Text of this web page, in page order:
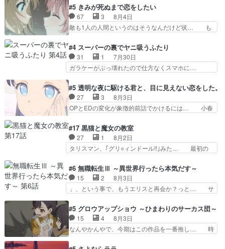
が“萌え”なのでこの娘が皇帝… ウサギ好きそうな
王女殿下がかわいい。幼馴… ついに始まった狩猟
祭。エルナの活躍で上位…
目は気品溢れてるのに中身は…美緒ママ… テー
マ：格ゲー大会に行くには？感想は、美… 大会を
前に格ゲー熱が高まる一方、百合の本… 東京で開
催される格ゲー大会に参加すること… Japanに向
めに東京へ!/でも観光よ… 旅の支度全部やってく
れる先輩、なんだかん… 第５話をｄアニメストア
で視聴しました。視…
#5 きみが死ぬまで恋をしたい
67 3
8月4日
敵も1人の人間というのはそうなんだけど状… も
を人間に戻して欲しいでも自分達が代わ… ご視聴
ありがとうございました見るたびに切… 誰かと思
ったらちゅー先輩か。しれっと相方… 第５話感
想：コ□した相手にも家族や…､戦… つらい回
ナとミミも可愛かった2人の関係… 確かに相手に
も家族や大切な人はいるけど、… 白シャツが作業
着みたいなもんなんですかね…
#4 スーパーの裏でヤニ吸うふたり
31 1
7月30日
ガラケーがぶっ壊れたので仕方なくスマホに…
はり出オチ感が否めず、エピソードの打率… 田山
さんが佐々木さんに沼っていく…こんな… 佐々木
さん、腕フェチなんですね笑最近まじ… 佐々木が
ガラケーからスマホに変えるって、… もうドラマ
ゃわない？佐々木さんの優しさ… 先行で見た時よ
り2人のやり取りに癒しを感… ABEMA版の7〜8
話佐々木が実年齢以上…
#5 透明な夜に駆ける君と、目に見えない恋をした。
27 3
8月3日
OPとEDの変化が象徴的前話でかけるには… 小春
か、こんな風に見えてるのかぁ。かける… 完全な
両片思いになりましたねぇ…OPとE… 余計な物
は描かず白く靄がかった小春ちゃん… 光も感じな
い完全な盲目なんやね…おめかし… 母役に能登さ
も描かれていて良かった本当… 股に海豚を挟み水
上バスでの会話を反芻…恋… OPEDとも無人バー
ジョンから主人公２人…
#17 黒猫と魔女の教室
27 1
8月2日
タリスマン、｢グリ○ィンドール!!｣みた… 最初の
ホントスピカが大好きだよね。ツン… 一等級ポテ
ンシャルのアリアちゃん可愛くて… そういや、ア
リアは能力は最上級のくせに、… とうとうアリア
と直接競う場がきたこれまで… 毎度ながらのスピ
マン趣味ダダ漏れで好き… 期末試験が始まろうと
しておりスピカは対策… 能力鑑定胸像タリスマン
氏容姿も評価してし…
#6 無職転生Ⅲ ～異世界行ったら本気だす～
15 2
8月3日
」、という事で、もうエリスと再会か？っと… サ
関係の清算が粛々と進められているサラ… サラと
の関係に対して完全に「昔の女」とし… ルーシー
にデレるルディが完全に親バカで微… サラとは会
ってほしいちゃんとした別れ方し… サラは未練0
#5 グロウアップショウ ～ひまわりのサーカス団～
15 4
8月3日
なんやかんやで、今期はこの作品を一番推し… 時
愛すぎるな楠木ともりちゃんのね… デフォルメさ